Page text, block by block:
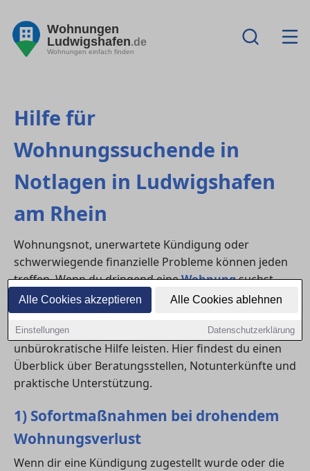
Alle Cookies akzeptieren Alle Cookies ablehnen
Einstellungen Datenschutzerklärung
Wohnungen
Ludwigshafen.de
Wohnungen einfach finden
Hilfe für
Wohnungssuchende in
Notlagen in Ludwigshafen
am Rhein
Wohnungsnot, unerwartete Kündigung oder
schwerwiegende finanzielle Probleme können jeden
treffen. Wenn du dringend eineWohnungsuchst
oder Gefahr läufst, deine aktuelle Unterkunft zu
verlieren, gibt es in in Ludwigshafen am Rhein
verschiedene Anlaufstellen, die schnelle und
unbürokratische Hilfe leisten. Hier findest du einen
Überblick über Beratungsstellen, Notunterkünfte und
praktische Unterstützung.
1) Sofortmaßnahmen bei drohendem
Wohnungsverlust
Wenn dir eine Kündigung zugestellt wurde oder die